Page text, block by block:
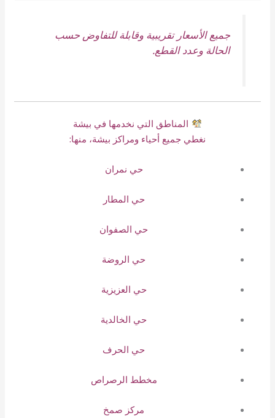
جميع الأسعار تقريبية وقابلة للتفاوض حسب
الحالة وعدد القطع.
المناطق التي نخدمها في بيشة
نغطي جميع أحياء ومراكز بيشة، منها:
حي نمران
حي المطار
حي الصفوان
حي الروضة
حي العزيزية
حي الخالدية
حي الحرف
مخطط الرصراص
مركز صمخ